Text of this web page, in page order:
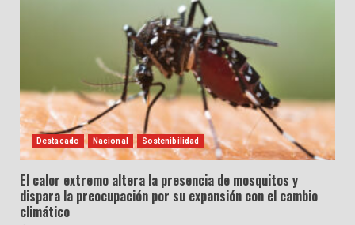
Destacado Nacional Sostenibilidad
El calor extremo altera la presencia de mosquitos y
dispara la preocupación por su expansión con el cambio
climático